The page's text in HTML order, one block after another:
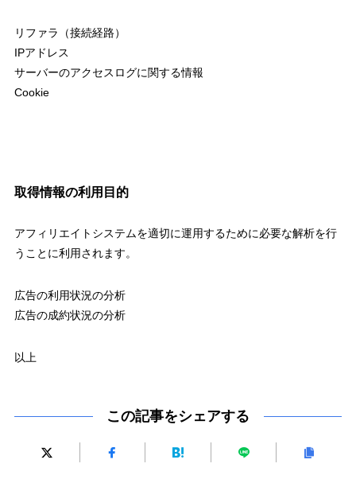
リファラ（接続経路）
IPアドレス
サーバーのアクセスログに関する情報
Cookie
取得情報の利用目的
アフィリエイトシステムを適切に運用するために必要な解析を行
うことに利用されます。
広告の利用状況の分析
広告の成約状況の分析
以上
この記事をシェアする